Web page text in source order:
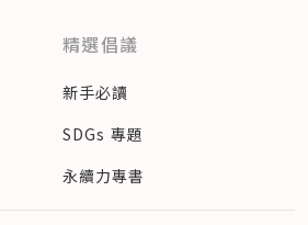
精選倡議
新手必讀
SDGs 專題
永續力專書